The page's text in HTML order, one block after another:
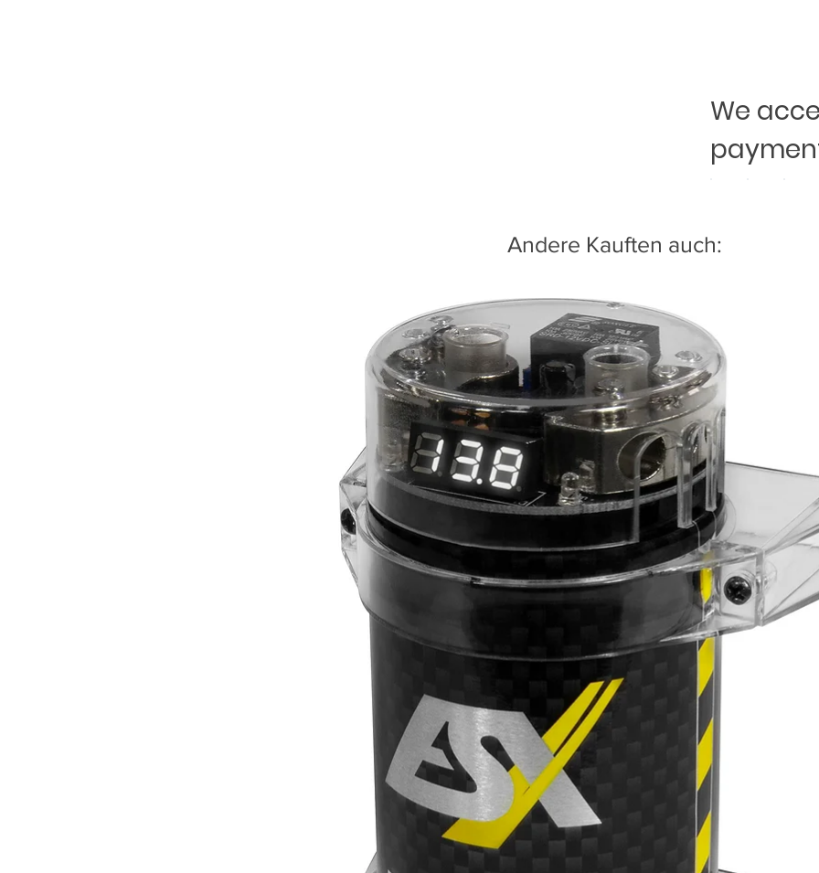
We
Andere Kauften auch: